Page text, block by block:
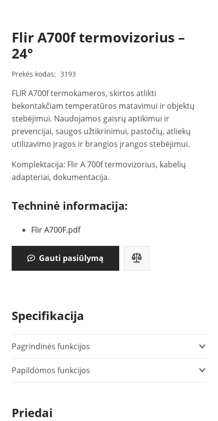
Flir A700f termovizorius –
24°
Prekės kodas: 3193
FLIR A700f termokameros, skirtos atlikti
bekontakčiam temperatūros matavimui ir objektų
stebėjimui. Naudojamos gaisrų aptikimui ir
prevencijai, saugos užtikrinimui, pastočių, atliekų
utilizavimo įragos ir brangios įrangos stebėjimui.
Komplektacija: Flir A 700f termovizorius, kabelių
adapteriai, dokumentacija.
Techninė informacija:
Flir A700F.pdf
Gauti pasiūlymą
Specifikacija
Pagrindinės funkcijos
Papildomos funkcijos
Priedai